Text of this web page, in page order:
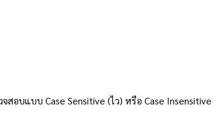
อบแบบ Case Sensitive (ไว) หรือ Case Insensitive